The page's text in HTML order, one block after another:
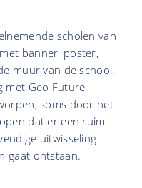
scholen van
banner, poster,
muur van de school.
met Geo Future
soms door het
dat er een ruim
uitwisseling
gaat ontstaan.